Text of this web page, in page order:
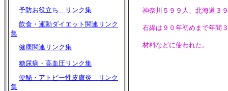
予防お役立ち リンク集
飲食・運動ダイエット関連リンク
集
健康関連リンク集
糖尿病・高血圧リンク集
便秘・アトピー性皮膚炎 リンク
集
神奈川５９９人、北海道３９
石綿は９０年初めまで年間３
材料などに使われた。